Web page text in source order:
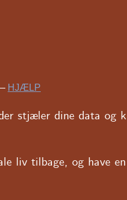
HJÆLP
stjæler dine data og
liv tilbage, og have